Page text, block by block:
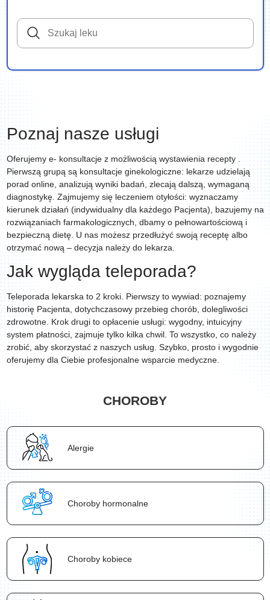
Poznaj nasze usługi
Oferujemy e- konsultacje z możliwością wystawienia recepty .
Pierwszą grupą są konsultacje ginekologiczne: lekarze udzielają
porad online, analizują wyniki badań, zlecają dalszą, wymaganą
diagnostykę. Zajmujemy się leczeniem otyłości: wyznaczamy
kierunek działań (indywidualny dla każdego Pacjenta), bazujemy na
rozwiązaniach farmakologicznych, dbamy o pełnowartościową i
bezpieczną dietę. U nas możesz przedłużyć swoją receptę albo
otrzymać nową – decyzja należy do lekarza.
Jak wygląda teleporada?
Teleporada lekarska to 2 kroki. Pierwszy to wywiad: poznajemy
historię Pacjenta, dotychczasowy przebieg chorób, dolegliwości
zdrowotne. Krok drugi to opłacenie usługi: wygodny, intuicyjny
system płatności, zajmuje tylko kilka chwil. To wszystko, co należy
zrobić, aby skorzystać z naszych usług. Szybko, prosto i wygodnie
oferujemy dla Ciebie profesjonalne wsparcie medyczne.
СHOROBY
Аlergie
Choroby hormonalne
Choroby kobiece